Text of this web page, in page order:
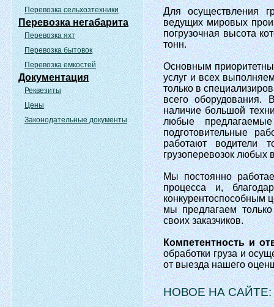
Перевозка сельхозтехники
Перевозка негабарита
Перевозка яхт
Перевозка бытовок
Перевозка емкостей
Документация
Реквезиты
Цены
Законодательные документы
Для осуществления
ведущих мировых
погрузочная высота
тонн.
Основным
услуг и всех
только в
всего оборудования.
наличие большой
любые
подготовительные
работают водители
грузоперевозок любых
Мы постоянно
процесса и,
конкурентоспособным
мы предлагаем
своих заказчиков.
Компетентность и
обработки груза и
от выезда нашего
НОВОЕ НА САЙТЕ: